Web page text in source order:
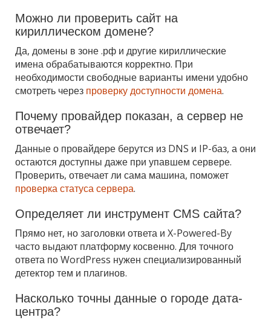
Можно ли проверить сайт на
кириллическом домене?
Да, домены в зоне .рф и другие кириллические
имена обрабатываются корректно. При
необходимости свободные варианты имени удобно
смотреть через проверку доступности домена.
Почему провайдер показан, а сервер не
отвечает?
Данные о провайдере берутся из DNS и IP-баз, а они
остаются доступны даже при упавшем сервере.
Проверить, отвечает ли сама машина, поможет
проверка статуса сервера.
Определяет ли инструмент CMS сайта?
Прямо нет, но заголовки ответа и X-Powered-By
часто выдают платформу косвенно. Для точного
ответа по WordPress нужен специализированный
детектор тем и плагинов.
Насколько точны данные о городе дата-
центра?